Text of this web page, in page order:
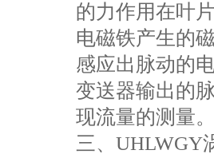
的力作用在叶
电磁铁产生的
感应出脉动的
变送器输出的
现流量的测量
三、UHLWGY